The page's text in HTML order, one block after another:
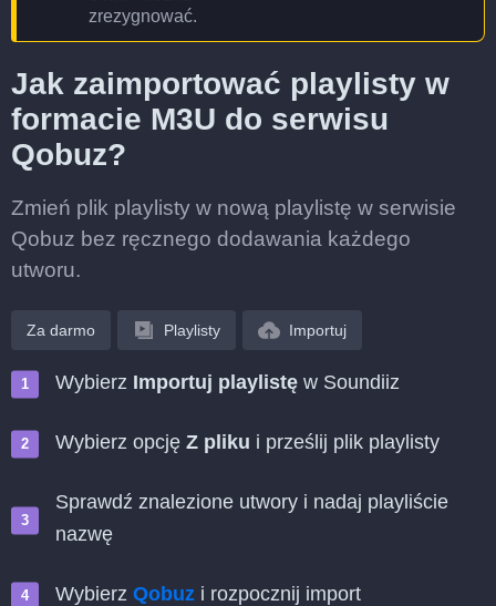
zrezygnować.
Jak zaimportować playlisty w
formacie M3U do serwisu
Qobuz?
Zmień plik playlisty w nową playlistę w serwisie
Qobuz bez ręcznego dodawania każdego
utworu.
Za darmo Playlisty Importuj
Wybierz Importuj playlistę w Soundiiz
Wybierz opcję Z pliku i prześlij plik playlisty
Sprawdź znalezione utwory i nadaj playliście
nazwę
Wybierz Qobuz i rozpocznij import